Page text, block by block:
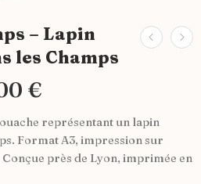
– Lapin
les Champs
€
représentant un lapin
Format A3, impression sur
près de Lyon, imprimée en